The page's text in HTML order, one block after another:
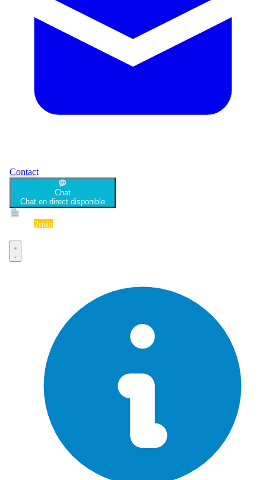
Contact
Chat
Chat en direct disponible
2min